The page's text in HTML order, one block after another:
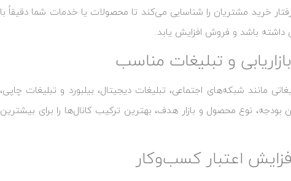
رفتار خرید مشتریان را شناسایی می‌کند تا محصولات یا خدمات شما دقیقاً با
باشد و فروش افزایش یابد.
و تبلیغات مناسب
مانند شبکه‌های اجتماعی، تبلیغات دیجیتال، بیلبورد و تبلیغات چاپی،
بودجه، نوع محصول و بازار هدف، بهترین ترکیب کانال‌ها را برای بیشترین
اعتبار کسب‌وکار